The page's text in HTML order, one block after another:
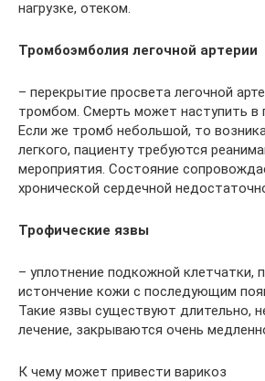
нагрузке, отеком.
Тромбоэмболия легочной артерии
– перекрытие просвета легочной
тромбом. Смерть может наступить в
Если же тромб небольшой, то
легкого, пациенту требуются
мероприятия. Состояние
хронической сердечной
Трофические язвы
– уплотнение подкожной клетчатки,
истончение кожи с последующим
Такие язвы существуют длительно,
лечение, закрываются очень
К чему может привести варикоз